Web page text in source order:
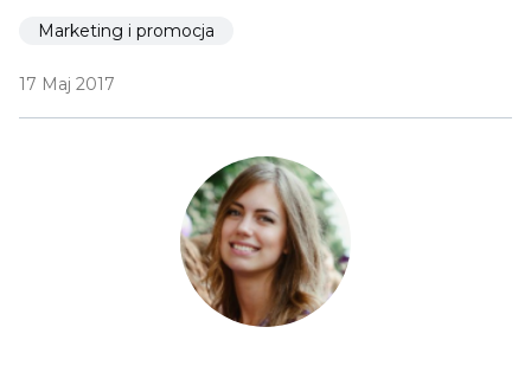
Marketing i promocja
17 Maj 2017